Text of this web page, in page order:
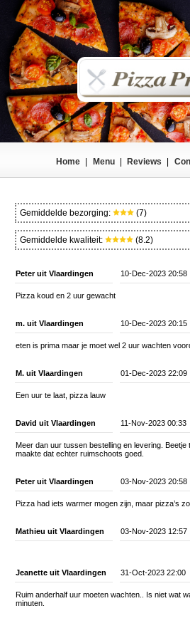
Home Menu Reviews
Gemiddelde bezorging: (7)
Gemiddelde kwaliteit: (8.2)
Peter uit Vlaardingen 10-Dec-2023 20:58
Pizza koud en 2 uur gewacht
m. uit Vlaardingen 10-Dec-2023 20:15
eten is prima maar je moet wel 2 uur wachten
M. uit Vlaardingen 01-Dec-2023 22:09
Een uur te laat, pizza lauw
David uit Vlaardingen 11-Nov-2023 00:33
Meer dan uur tussen bestelling en levering. Beetje
maakte dat echter ruimschoots goed.
Peter uit Vlaardingen 03-Nov-2023 20:58
Pizza had iets warmer mogen zijn, maar pizza’s
Mathieu uit Vlaardingen 03-Nov-2023 12:57
Jeanette uit Vlaardingen 31-Oct-2023 22:00
Ruim anderhalf uur moeten wachten.. Is niet wat
minuten.